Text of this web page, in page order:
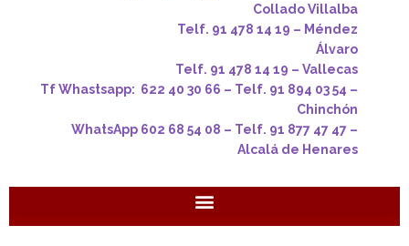
Collado Villalba
Telf. 91 478 14 19 – Méndez
Álvaro
Telf. 91 478 14 19 – Vallecas
Tf Whastsapp: 622 40 30 66 – Telf. 91 894 03 54 –
Chinchón
WhatsApp 602 68 54 08 – Telf. 91 877 47 47 –
Alcalá de Henares